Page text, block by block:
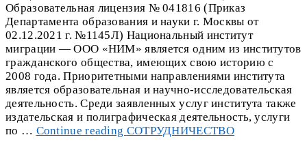
Образовательная лицензия № 041816 (Приказ
Департамента образования и науки г. Москвы от
02.12.2021 г. №1145Л) Национальный институт
миграции — ООО «НИМ» является одним из институтов
гражданского общества, имеющих свою историю с
2008 года. Приоритетными направлениями института
является образовательная и научно-исследовательская
деятельность. Среди заявленных услуг института также
издательская и полиграфическая деятельность, услуги
по … Continue reading СОТРУДНИЧЕСТВО